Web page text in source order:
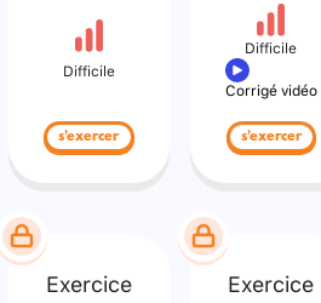
Difficile
s'exercer
Difficile
Corrigé vidéo
s'exercer
Exercice Exercice